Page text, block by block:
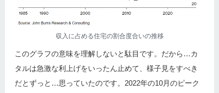
収入に占める住宅の割合度合いの推移
このグラフの意味を理解しないと駄目です。だから…カ
タルは急激な利上げをいったん止めて、様子見をすべき
だとずっと…思っていたのです。2022年の10月のピーク